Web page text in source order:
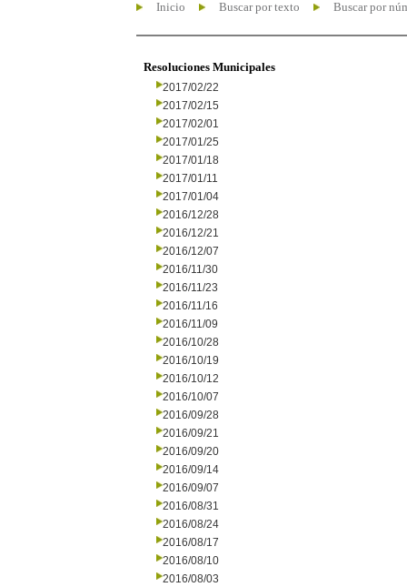
Inicio Buscar por texto Buscar por
Resoluciones Municipales
2017/02/22
2017/02/15
2017/02/01
2017/01/25
2017/01/18
2017/01/11
2017/01/04
2016/12/28
2016/12/21
2016/12/07
2016/11/30
2016/11/23
2016/11/16
2016/11/09
2016/10/28
2016/10/19
2016/10/12
2016/10/07
2016/09/28
2016/09/21
2016/09/20
2016/09/14
2016/09/07
2016/08/31
2016/08/24
2016/08/17
2016/08/10
2016/08/03